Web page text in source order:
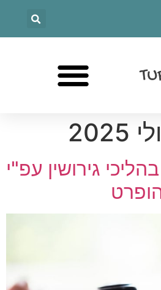
גירושין עפ"י